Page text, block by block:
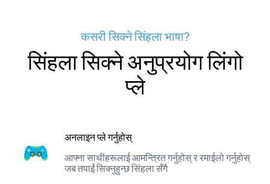
कसरी सिक्ने सिंहला भाषा?
सिंहला सिक्ने अनुप्रयोग लिंगो
प्ले
अनलाइन प्ले गर्नुहोस्
आफ्ना साथीहरूलाई आमन्त्रित गर्नुहोस् र रमाईलो गर्नुहोस्
जब तपाईं सिक्नुहुन्छ सिंहला सँगै